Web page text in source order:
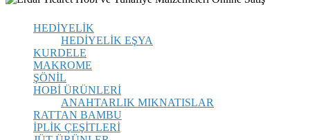
HEDİYELİK
HEDİYELİK EŞYA
KURDELE
MAKROME
ŞÖNİL
HOBİ ÜRÜNLERİ
ANAHTARLIK MIKNATISLAR
RATTAN BAMBU
İPLİK ÇEŞİTLERİ